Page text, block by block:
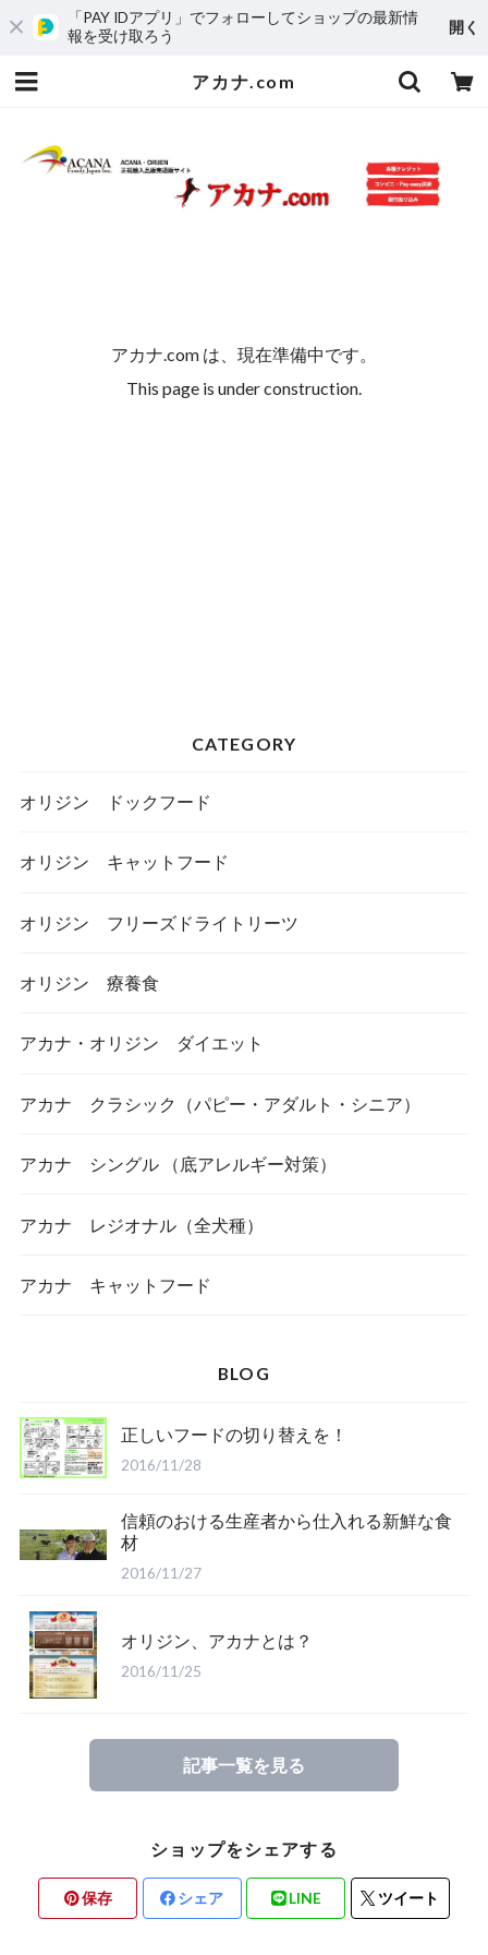
「PAY IDアプリ」でフォローしてショップの最新情
報を受け取ろう
開く
アカナ.com
アカナ.com は、現在準備中です。
This page is under construction.
CATEGORY
オリジン ドックフード
オリジン キャットフード
オリジン フリーズドライトリーツ
オリジン 療養食
アカナ・オリジン ダイエット
アカナ クラシック（パピー・アダルト・シニア）
アカナ シングル （底アレルギー対策）
アカナ レジオナル（全犬種）
アカナ キャットフード
BLOG
正しいフードの切り替えを！
2016/11/28
信頼のおける生産者から仕入れる新鮮な食
材
2016/11/27
オリジン、アカナとは？
2016/11/25
記事一覧を見る
ショップをシェアする
保存 シェア LINE ツイート